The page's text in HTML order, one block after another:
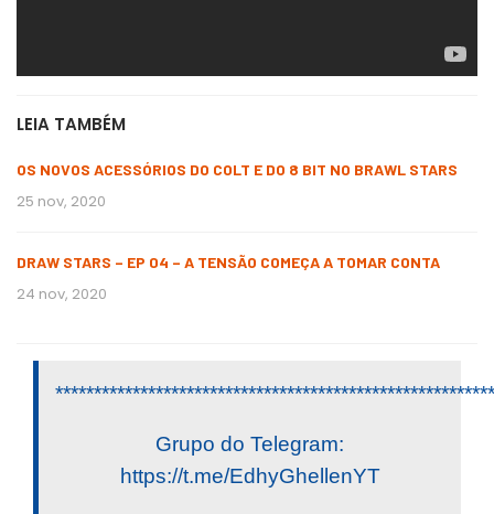
LEIA TAMBÉM
OS NOVOS ACESSÓRIOS DO COLT E DO 8 BIT NO BRAWL STARS
25 nov, 2020
DRAW STARS – EP 04 – A TENSÃO COMEÇA A TOMAR CONTA
24 nov, 2020
Grupo do Telegram:
https://t.me/EdhyGhellenYT